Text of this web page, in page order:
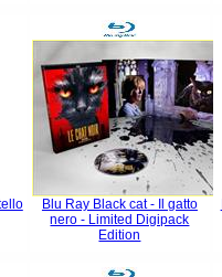
Blu Ray Black cat - Il gatto
nero - Limited Digipack
Edition